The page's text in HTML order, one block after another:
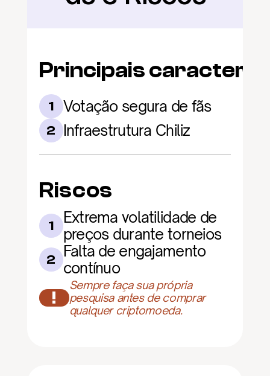
Principais
1 Votação segura de fãs
2 Infraestrutura Chiliz
Riscos
1
Extrema volatilidade de
preços durante torneios
2 Falta de engajamento
contínuo
!
Sempre faça sua própria
pesquisa antes de comprar
qualquer criptomoeda.